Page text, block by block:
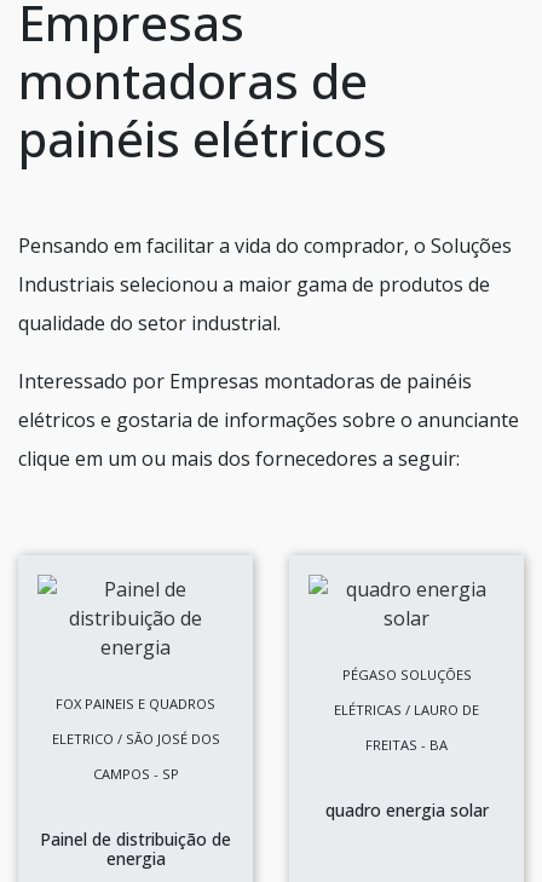
Empresas
montadoras de
painéis elétricos
Pensando em facilitar a vida do comprador, o Soluções
Industriais selecionou a maior gama de produtos de
qualidade do setor industrial.
Interessado por Empresas montadoras de painéis
elétricos e gostaria de informações sobre o anunciante
clique em um ou mais dos fornecedores a seguir:
FOX PAINEIS E QUADROS
ELETRICO / SÃO JOSÉ DOS
CAMPOS - SP
Painel de distribuição de
energia
PÉGASO SOLUÇÕES
ELÉTRICAS / LAURO DE
FREITAS - BA
quadro energia solar